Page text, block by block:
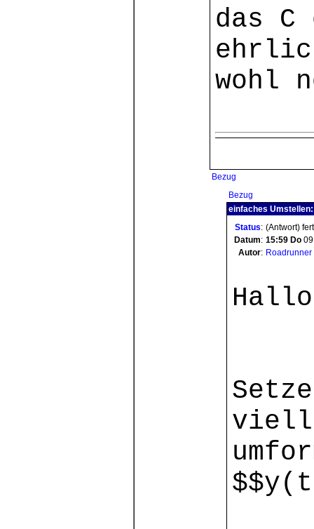
das
wohl
Bezug
Bezug
einfaches
Status: (Antwort)
Datum: 15:59 Do
Autor: Roadrunner